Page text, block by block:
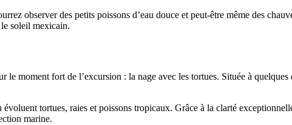
observer des petits poissons d’eau douce et peut-être même des
le soleil mexicain.
moment fort de l’excursion : la nage avec les tortues. Située à
tortues, raies et poissons tropicaux. Grâce à la clarté
marine.